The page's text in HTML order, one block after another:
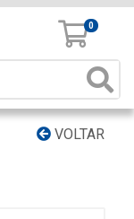
0
VOLTAR